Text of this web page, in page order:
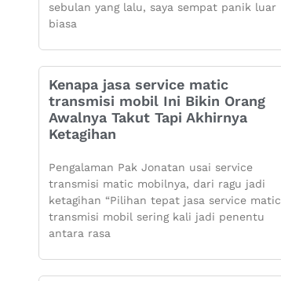
sebulan yang lalu, saya sempat panik luar
biasa
Kenapa jasa service matic
transmisi mobil Ini Bikin Orang
Awalnya Takut Tapi Akhirnya
Ketagihan
Pengalaman Pak Jonatan usai service
transmisi matic mobilnya, dari ragu jadi
ketagihan “Pilihan tepat jasa service matic
transmisi mobil sering kali jadi penentu
antara rasa